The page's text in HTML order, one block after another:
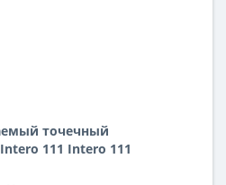
точечный
111 Intero 111